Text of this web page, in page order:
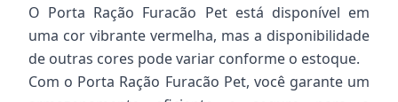
O Porta Ração Furacão Pet está disponível em
uma cor vibrante vermelha, mas a disponibilidade
de outras cores pode variar conforme o estoque.
Com o Porta Ração Furacão Pet, você garante um